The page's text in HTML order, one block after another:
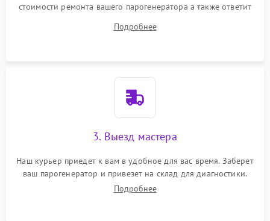
стоимости ремонта вашего парогенератора а также ответит
Подробнее
3. Выезд мастера
Наш курьер приедет к вам в удобное для вас время. Заберет
ваш парогенератор и привезет на склад для диагностики.
Подробнее